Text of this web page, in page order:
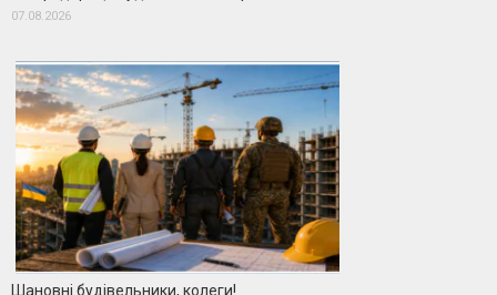
07.08.2026
Шановні будівельники, колеги!